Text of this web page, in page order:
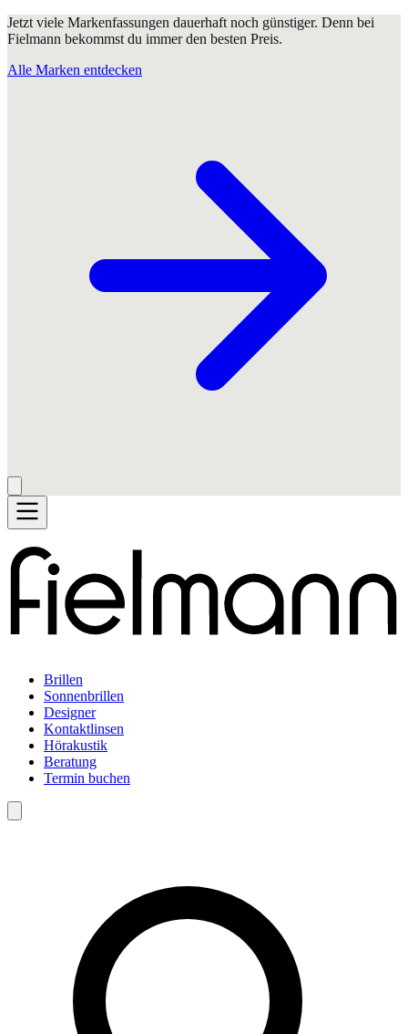
Jetzt viele Markenfassungen dauerhaft noch günstiger. Denn bei
Fielmann bekommst du immer den besten Preis.
Alle Marken entdecken
Brillen
Sonnenbrillen
Designer
Kontaktlinsen
Hörakustik
Beratung
Termin buchen